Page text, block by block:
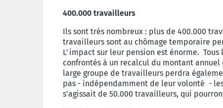
400.000 travailleurs
Ils sont très nombreux : plus de 400.000
travailleurs sont au chômage temporaire
L’impact sur leur pension est énorme.
confrontés à un recalcul du montant
large groupe de travailleurs perdra
pas - indépendamment de leur volonté -
s’agissait de 50.000 travailleurs, qui